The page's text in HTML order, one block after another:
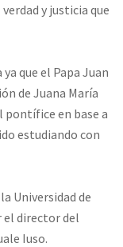
y justicia que
que el Papa Juan
de Juana María
pontífice en base a
estudiando con
Universidad de
el director del
Iuso.